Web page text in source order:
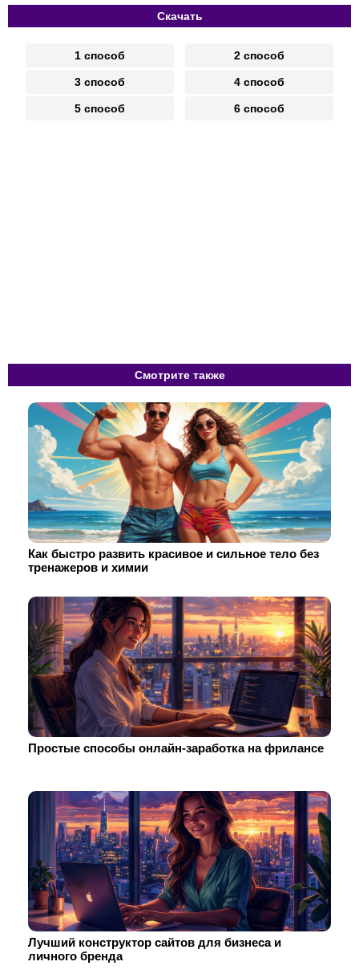
Скачать
1 способ 2 способ
3 способ 4 способ
5 способ 6 способ
Смотрите также
Как быстро развить красивое и сильное тело без
тренажеров и химии
Простые способы онлайн-заработка на фрилансе
Лучший конструктор сайтов для бизнеса и
личного бренда